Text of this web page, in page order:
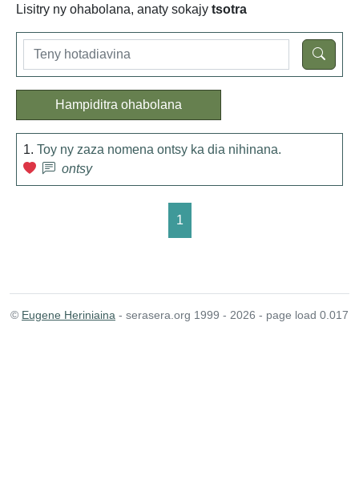
Lisitry ny ohabolana, anaty sokajy tsotra
Hampiditra ohabolana
1. Toy ny zaza nomena ontsy ka dia nihinana.
ontsy
1
© Eugene Heriniaina - serasera.org 1999 - 2026 - page load 0.017